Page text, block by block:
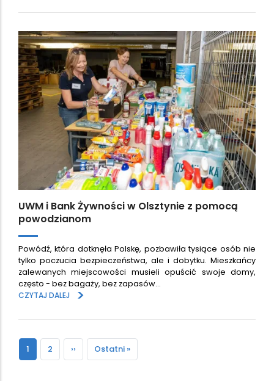
UWM i Bank Żywności w Olsztynie z pomocą
powodzianom
Powódź, która dotknęła Polskę, pozbawiła tysiące osób nie
tylko poczucia bezpieczeństwa, ale i dobytku. Mieszkańcy
zalewanych miejscowości musieli opuścić swoje domy,
często - bez bagaży, bez zapasów…
CZYTAJ DALEJ
>
Paginacja
Bieżąca
1 Strona
2
Następna
››
Ostatnia
Ostatni »